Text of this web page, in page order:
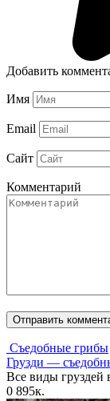
Добавить
Имя
Email
Сайт
Комментарий
Съедобные грибы
Грузди —
Все виды груздей
0 895к.